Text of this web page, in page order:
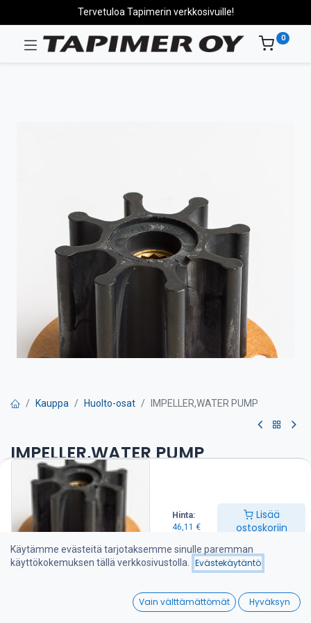
Hinta:
46,11 €
Lisää
ostoskoriin
Wishlist
Tervetuloa Tapimerin verkkosivuille!
0
Kauppa Huolto-osat IMPELLER,WATER PUMP
IMPELLER,WATER PUMP
Siipipyörä on suositeltava pitää varalla veneessä
46,11 €
Lisää ostoskoriin
Käytämme evästeitä tarjotaksemme sinulle paremman
käyttökokemuksen tällä verkkosivustolla.
Evästekäytäntö
Vain välttämättömät Hyväksyn